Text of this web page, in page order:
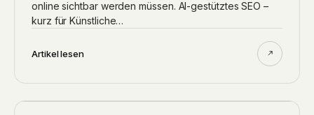
online sichtbar werden müssen. AI-gestütztes SEO –
kurz für Künstliche…
Artikel lesen